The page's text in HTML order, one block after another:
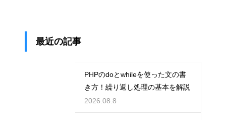
最近の記事
PHPのdoとwhileを使った文の書
き方！繰り返し処理の基本を解説
2026.08.8